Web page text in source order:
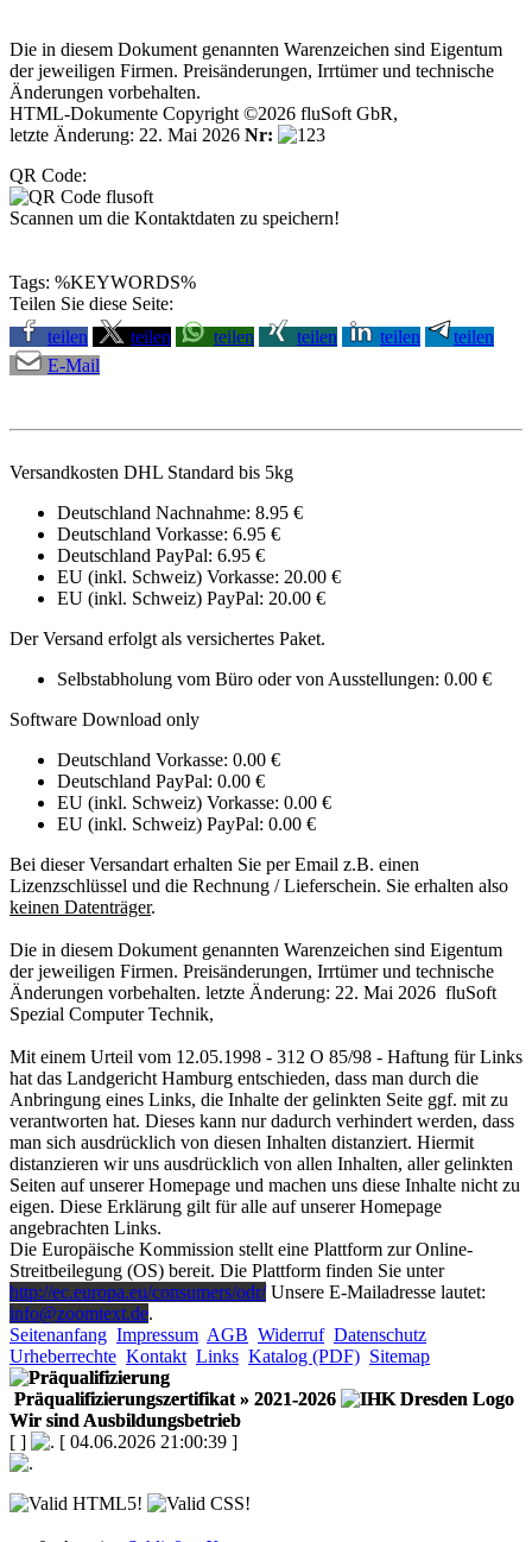
Die in diesem Dokument genannten Warenzeichen sind Eigentum
der jeweiligen Firmen. Preisänderungen, Irrtümer und technische
Änderungen vorbehalten.
HTML-Dokumente Copyright ©2026 fluSoft GbR,
letzte Änderung: 22. Mai 2026 Nr:
QR Code:
Scannen um die Kontaktdaten zu speichern!
Tags: %KEYWORDS%
Teilen Sie diese Seite:
teilen
teilen teilen teilen teilen
teilen
E-Mail
Versandkosten DHL Standard bis 5kg
Deutschland Nachnahme: 8.95 €
Deutschland Vorkasse: 6.95 €
Deutschland PayPal: 6.95 €
EU (inkl. Schweiz) Vorkasse: 20.00 €
EU (inkl. Schweiz) PayPal: 20.00 €
Der Versand erfolgt als versichertes Paket.
Selbstabholung vom Büro oder von Ausstellungen: 0.00 €
Software Download only
Deutschland Vorkasse: 0.00 €
Deutschland PayPal: 0.00 €
EU (inkl. Schweiz) Vorkasse: 0.00 €
EU (inkl. Schweiz) PayPal: 0.00 €
Bei dieser Versandart erhalten Sie per Email z.B. einen
Lizenzschlüssel und die Rechnung / Lieferschein. Sie erhalten also
keinen Datenträger.
Die in diesem Dokument genannten Warenzeichen sind Eigentum
der jeweiligen Firmen. Preisänderungen, Irrtümer und technische
Änderungen vorbehalten. letzte Änderung: 22. Mai 2026 fluSoft
Spezial Computer Technik,
Mit einem Urteil vom 12.05.1998 - 312 O 85/98 - Haftung für Links
hat das Landgericht Hamburg entschieden, dass man durch die
Anbringung eines Links, die Inhalte der gelinkten Seite ggf. mit zu
verantworten hat. Dieses kann nur dadurch verhindert werden, dass
man sich ausdrücklich von diesen Inhalten distanziert. Hiermit
distanzieren wir uns ausdrücklich von allen Inhalten, aller gelinkten
Seiten auf unserer Homepage und machen uns diese Inhalte nicht zu
eigen. Diese Erklärung gilt für alle auf unserer Homepage
angebrachten Links.
Die Europäische Kommission stellt eine Plattform zur Online-
Streitbeilegung (OS) bereit. Die Plattform finden Sie unter
http://ec.europa.eu/consumers/odr/Unsere E-Mailadresse lautet:
info@zoomtext.de.
Seitenanfang Impressum AGB Widerruf Datenschutz
Urheberrechte Kontakt Links Katalog (PDF) Sitemap
Präqualifizierungszertifikat» 2021-2026
Wir sind Ausbildungsbetrieb
[ ] [ 04.06.2026 21:00:39 ]